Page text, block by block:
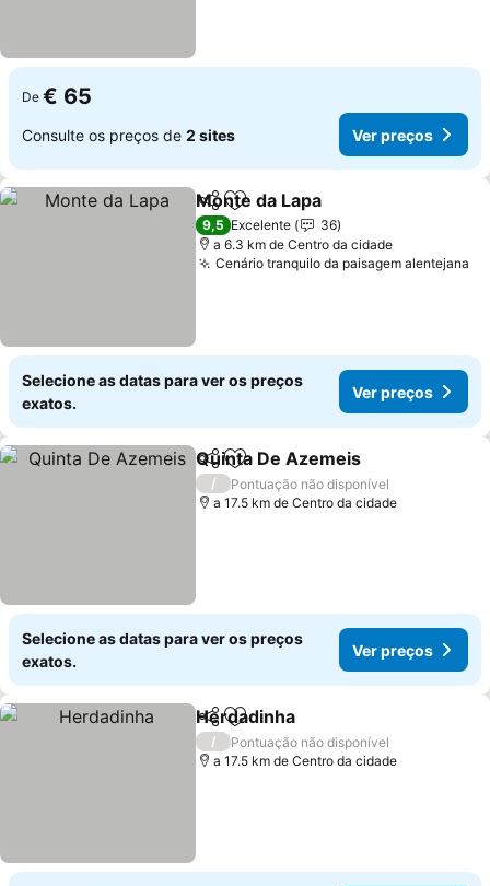
De € 65
Consulte os preços de 2 sites Ver preços
PartilharAdicionar aos favoritos
Monte da Lapa
9,5 Excelente
36
a 6.3 km de Centro da cidade
Cenário tranquilo da paisagem alentejana
Selecione as datas para ver os preços
exatos.
Ver preços
PartilharAdicionar aos favoritos
Quinta De Azemeis
/
Pontuação não disponível
a 17.5 km de Centro da cidade
Selecione as datas para ver os preços
exatos.
Ver preços
PartilharAdicionar aos favoritos
Herdadinha
/
Pontuação não disponível
a 17.5 km de Centro da cidade